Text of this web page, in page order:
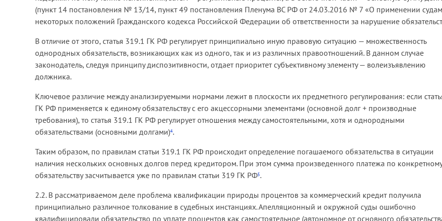
(пункт 14 постановления № 13/14, пункт 49 постановления Пленума ВС РФ от 24.03.2016 № 7 «О применении
некоторых положений Гражданского кодекса Российской Федерации об ответственности за нарушение
В отличие от этого, статья 319.1 ГК РФ регулирует принципиально иную правовую ситуацию — множественность
однородных обязательств, возникающих как из одного, так и из различных правоотношений. В данном случае
законодатель, следуя принципу диспозитивности, отдает приоритет субъективному элементу — волеизъявлению
должника.
Ключевое различие между анализируемыми нормами лежит в плоскости их предметного регулирования: если
ГК РФ применяется к единому обязательству с его акцессорными элементами (основной долг + производные
требования), то статья 319.1 ГК РФ регулирует отношения между самостоятельными, хотя и однородными
обязательствами (основными долгами)4.
Таким образом, по правилам статьи 319.1 ГК РФ происходит определение погашаемого обязательства в ситуации
наличия нескольких основных долгов перед кредитором. При этом сумма произведенного платежа по конкретному
обязательству засчитывается уже по правилам статьи 319 ГК РФ5.
2.2. В рассматриваемом деле проблема квалификации природы процентов за коммерческий кредит получила
принципиально различное толкование в судебных инстанциях. Апелляционный и окружной суды ошибочно
квалифицировали обязательство по уплате процентов как самостоятельное (автономное от основного